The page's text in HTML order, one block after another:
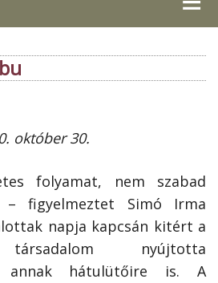
október 30.
folyamat, nem szabad
– figyelmeztet Simó Irma
napja kapcsán kitért a
társadalom nyújtotta
annak hátulütőire is. A